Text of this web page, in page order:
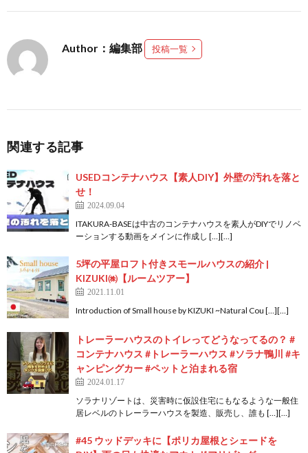
Author：編集部 投稿一覧
関連する記事
USEDコンテナハウス【素人DIY】外壁の汚れを落と
せ！
2024.09.04
ITAKURA-BASEは中古のコンテナハウスを素人がDIYでリノベ
ーションする動画をメインに作成し […][…]
5坪の平屋ロフト付きスモールハウスの紹介 |
KIZUKI㈱【ルームツアー】
2021.11.01
Introduction of Small house by KIZUKI ~Natural Cou […][…]
トレーラーハウスのトイレってどうなってるの？ #
コンテナハウス #トレーラーハウス #ソラナ鴨川 #キ
ャンピングカー #ペットと泊まれる宿
2024.01.17
ソラナリゾートは、災害時に仮設住宅にもなるような一般住
居レベルのトレーラーハウスを製造、販売し、誰も […][…]
#45 ウッドデッキに【ポリカ屋根とシェードを